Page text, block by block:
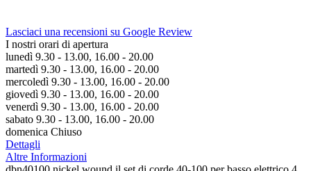
Lasciaci una recensioni su Google Review
I nostri orari di apertura
lunedì 9.30 - 13.00, 16.00 - 20.00
martedì 9.30 - 13.00, 16.00 - 20.00
mercoledì 9.30 - 13.00, 16.00 - 20.00
giovedì 9.30 - 13.00, 16.00 - 20.00
venerdì 9.30 - 13.00, 16.00 - 20.00
sabato 9.30 - 13.00, 16.00 - 20.00
domenica Chiuso
Dettagli
Altre Informazioni